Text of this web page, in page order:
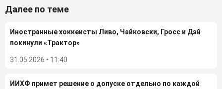
Далее по теме
Иностранные хоккеисты Ливо, Чайковски, Гросс и Дэй
покинули «Трактор»
31.05.2026 • 11:40
ИИХФ примет решение о допуске отдельно по каждой